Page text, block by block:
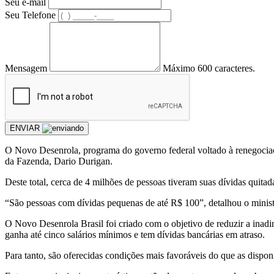
Seu Telefone
Mensagem Máximo 600 caracteres.
ENVIAR
O Novo Desenrola, programa do governo federal voltado à
da Fazenda, Dario Durigan.
Deste total, cerca de 4 milhões de pessoas tiveram suas dívidas
“São pessoas com dívidas pequenas de até R$ 100”, detalhou o
O Novo Desenrola Brasil foi criado com o objetivo de reduzir a
ganha até cinco salários mínimos e tem dívidas bancárias em atraso.
Para tanto, são oferecidas condições mais favoráveis do que as